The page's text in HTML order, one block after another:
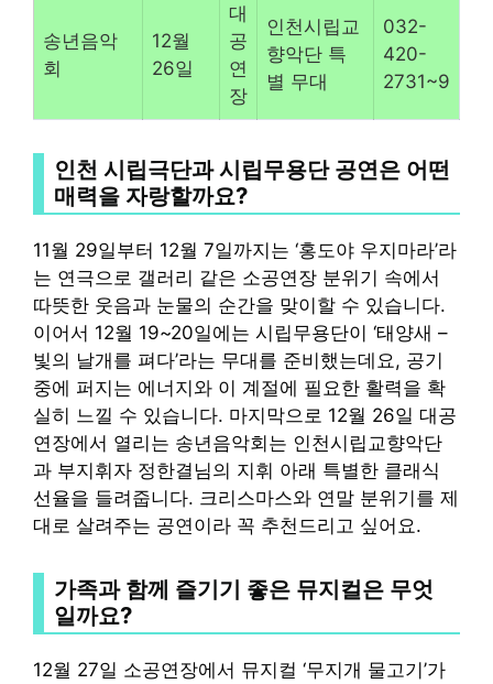
송년음악
회
12월
26일
대
공
연
장
인천시립교
향악단 특
별 무대
032-
420-
2731~9
인천 시립극단과 시립무용단 공연은 어떤
매력을 자랑할까요?
11월 29일부터 12월 7일까지는 ‘홍도야 우지마라’라
는 연극으로 갤러리 같은 소공연장 분위기 속에서
따뜻한 웃음과 눈물의 순간을 맞이할 수 있습니다.
이어서 12월 19~20일에는 시립무용단이 ‘태양새 –
빛의 날개를 펴다’라는 무대를 준비했는데요, 공기
중에 퍼지는 에너지와 이 계절에 필요한 활력을 확
실히 느낄 수 있습니다. 마지막으로 12월 26일 대공
연장에서 열리는 송년음악회는 인천시립교향악단
과 부지휘자 정한결님의 지휘 아래 특별한 클래식
선율을 들려줍니다. 크리스마스와 연말 분위기를 제
대로 살려주는 공연이라 꼭 추천드리고 싶어요.
가족과 함께 즐기기 좋은 뮤지컬은 무엇
일까요?
12월 27일 소공연장에서 뮤지컬 ‘무지개 물고기’가